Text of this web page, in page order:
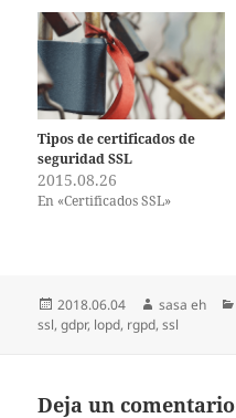
Tipos de certificados de
seguridad SSL
2015.08.26
En «Certificados SSL»
Publicado
el
2018.06.04 Autor
sasa eh
ssl,gdpr, lopd, rgpd,ssl
Deja un comentario